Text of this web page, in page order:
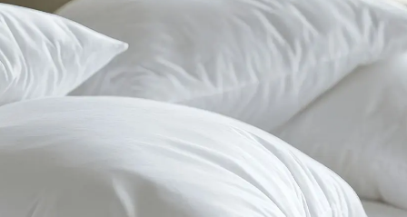
DAUNENDECKEN
DAUNENKISSEN